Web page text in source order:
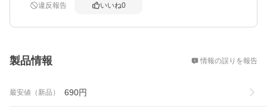
違反報告 いいね0
製品情報 情報の誤りを報告
最安値（新品） 690円